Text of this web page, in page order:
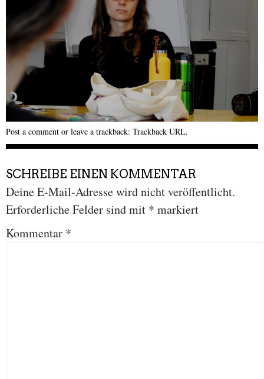
Post a comment or leave a trackback: Trackback URL.
SCHREIBE EINEN KOMMENTAR
Deine E-Mail-Adresse wird nicht veröffentlicht.
Erforderliche Felder sind mit * markiert
Kommentar *